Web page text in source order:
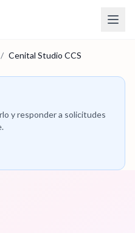
/ Cenital Studio CCS
y responder a solicitudes